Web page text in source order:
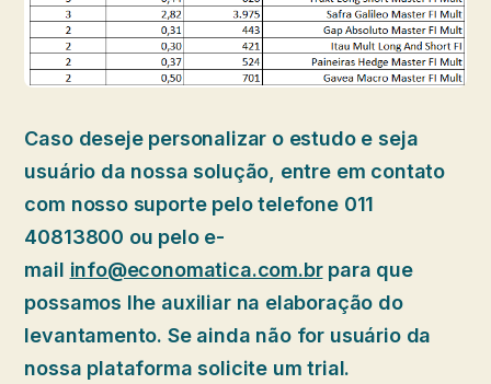
Caso deseje personalizar o estudo e seja
usuário da nossa solução, entre em contato
com nosso suporte pelo telefone 011
40813800 ou pelo e-
mail info@economatica.com.brpara que
possamos lhe auxiliar na elaboração do
levantamento. Se ainda não for usuário da
nossa plataforma solicite um trial.